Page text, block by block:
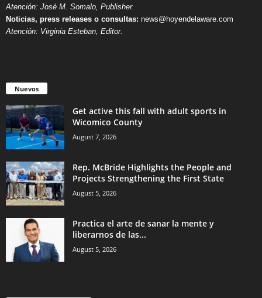
Atención: José M. Somalo, Publisher.
Noticias, press releases o consultas: news@hoyendelaware.com
Atención: Virginia Esteban, Editor.
Nuevos
Get active this fall with adult sports in
Wicomico County
August 7, 2026
Rep. McBride Highlights the People and
Projects Strengthening the First State
August 5, 2026
Practica el arte de sanar la mente y
liberarnos de las...
August 5, 2026